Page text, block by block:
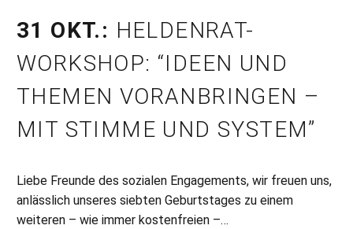
31 OKT.: HELDENRAT-
WORKSHOP: “IDEEN UND
THEMEN VORANBRINGEN –
MIT STIMME UND SYSTEM”
Liebe Freunde des sozialen Engagements, wir freuen uns,
anlässlich unseres siebten Geburtstages zu einem
weiteren – wie immer kostenfreien –…